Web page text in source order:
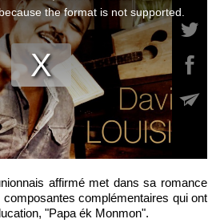
complémentaires qui ont
"Papa ék Monmon".